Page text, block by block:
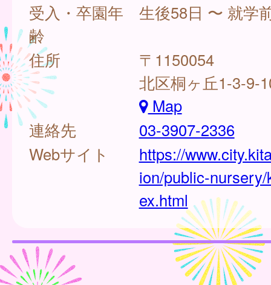
受入・卒園年
齢
生後58日 〜 就学
住所
〒1150054
北区桐ヶ丘1-3-9-
Map
連絡先
03-3907-2336
Webサイト
https://
ion/public-
ex.html